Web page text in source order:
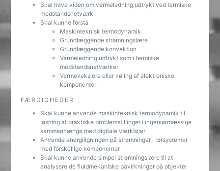
Skal have viden om varmeledning udtrykt ved termiske
modstandsnetværk
Skal kunne forstå
Maskinteknisk termodynamik
Grundlæggende strømningslære
Grundlæggende konvektion
Varmeledning udtrykt som i termiske
modstandsnetværker
Varmevekslere eller køling af elektroniske
komponenter
FÆRDIGHEDER
Skal kunne anvende maskinteknisk termodynamik til
løsning af praktiske problemstillinger i ingeniørmæssige
sammenhænge med digitale værktøjer
Anvende energiligningen på strømninger i rørsystemer
med forskellige komponenter
Skal kunne anvende simpel strømningslære til at
analysere de fluidmekaniske påvirkninger på objekter